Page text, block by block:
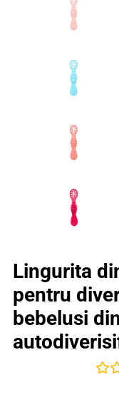
Lingurita
pentru
bebelusi